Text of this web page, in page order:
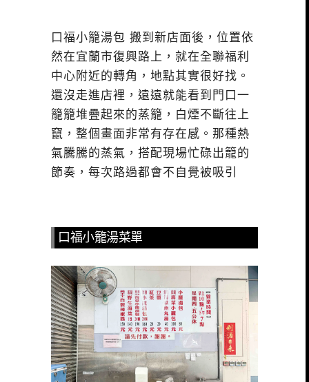
口福小籠湯包 搬到新店面後，位置依
然在宜蘭市復興路上，就在全聯福利
中心附近的轉角，地點其實很好找。
還沒走進店裡，遠遠就能看到門口一
籠籠堆疊起來的蒸籠，白煙不斷往上
竄，整個畫面非常有存在感。那種熱
氣騰騰的蒸氣，搭配現場忙碌出籠的
節奏，每次路過都會不自覺被吸引
口福小籠湯菜單